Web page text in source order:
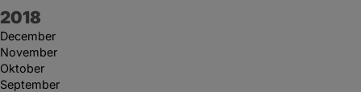
År:
2018
December
November
Oktober
September